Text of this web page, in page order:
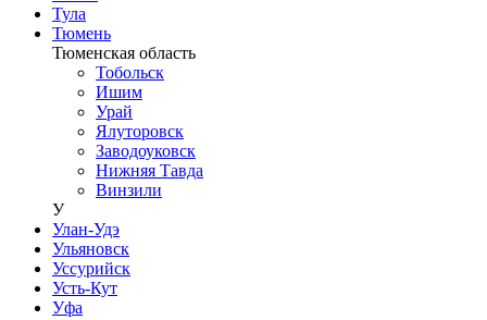
Тула
Тюмень
Тюменская область
Тобольск
Ишим
Урай
Ялуторовск
Заводоуковск
Нижняя Тавда
Винзили
У
Улан-Удэ
Ульяновск
Уссурийск
Усть-Кут
Уфа